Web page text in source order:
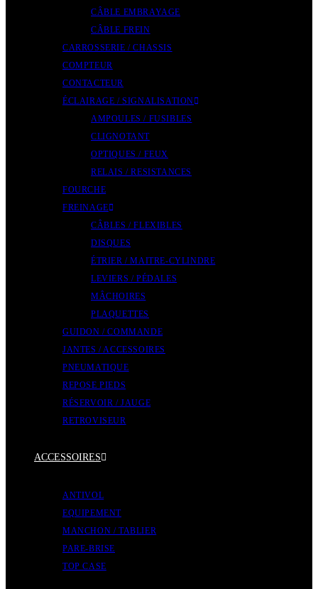
CÂBLE EMBRAYAGE
CÂBLE FREIN
CARROSSERIE / CHASSIS
COMPTEUR
CONTACTEUR
ÉCLAIRAGE / SIGNALISATION
AMPOULES / FUSIBLES
CLIGNOTANT
OPTIQUES / FEUX
RELAIS / RESISTANCES
FOURCHE
FREINAGE
CÂBLES / FLEXIBLES
DISQUES
ÉTRIER / MAITRE-CYLINDRE
LEVIERS / PÉDALES
MÂCHOIRES
PLAQUETTES
GUIDON / COMMANDE
JANTES / ACCESSOIRES
PNEUMATIQUE
REPOSE PIEDS
RÉSERVOIR / JAUGE
RETROVISEUR
ACCESSOIRES
ANTIVOL
EQUIPEMENT
MANCHON / TABLIER
PARE-BRISE
TOP CASE